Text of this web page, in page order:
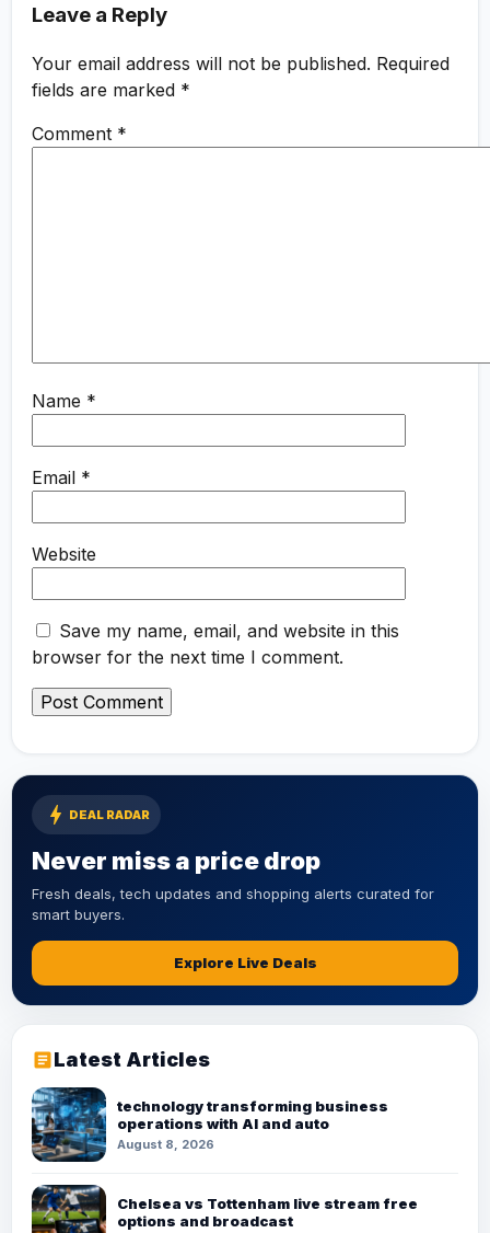
Leave a Reply
Your email address will not be published. Required
fields are marked *
Comment *
Name *
Email *
Website
Save my name, email, and website in this
browser for the next time I comment.
bolt DEAL RADAR
Never miss a price drop
Fresh deals, tech updates and shopping alerts curated for
smart buyers.
Explore Live Deals
articleLatest Articles
technology transforming business
operations with AI and auto
August 8, 2026
Chelsea vs Tottenham live stream free
options and broadcast